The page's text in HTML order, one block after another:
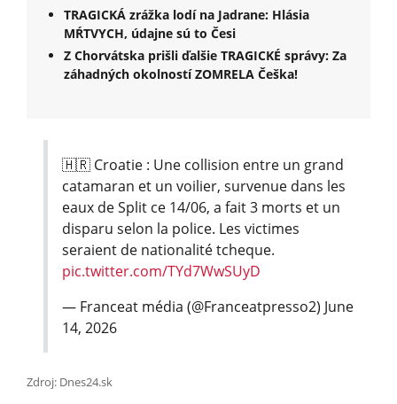
TRAGICKÁ zrážka lodí na Jadrane: Hlásia
MŔTVYCH, údajne sú to Česi
Z Chorvátska prišli ďalšie TRAGICKÉ správy: Za
záhadných okolností ZOMRELA Češka!
🇭🇷 Croatie : Une collision entre un grand
catamaran et un voilier, survenue dans les
eaux de Split ce 14/06, a fait 3 morts et un
disparu selon la police. Les victimes
seraient de nationalité tcheque.
pic.twitter.com/TYd7WwSUyD
— Franceat média (@Franceatpresso2) June
14, 2026
Zdroj: Dnes24.sk